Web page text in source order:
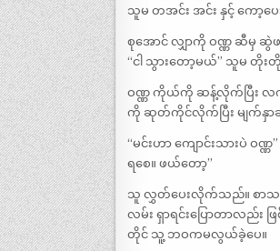
သူမ တအင်း အင်း နှင့် ကော့ပ
စုအောင် လျှာကို ဝဏ္ဏ ဆီမှ
“ငါ သွားတော့မယ်” သူမ တို
ဝဏ္ဏ ကိုယ်ကို ဆန့်လိုက်ပြီး
ကို ဆုတ်ကိုင်လိုက်ပြီး မျက်နှာခ
“မင်းဟာ ကျောင်းသားပဲ ဝဏ္
ရစေ။ ဖယ်တော့”
သူ လွှတ်ပေးလိုက်သည်။ စာသင်
လမ်း ရှာရင်းပြောတာလည်း
တိုင် သူ့ ဘဝကမလွယ်ခဲ့ပေ။